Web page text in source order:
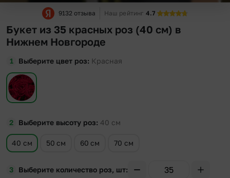
9132 отзыва Наш рейтинг 4.7
Букет из 35 красных роз (40 см) в
Нижнем Новгороде
Выберите цвет роз Красная
Выберите высоту роз 40 см
40 см 50 см 60 см 70 см
Выберите количество роз, шт